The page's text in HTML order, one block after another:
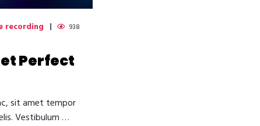
recording
938
Perfect
sit amet tempor
Vestibulum …